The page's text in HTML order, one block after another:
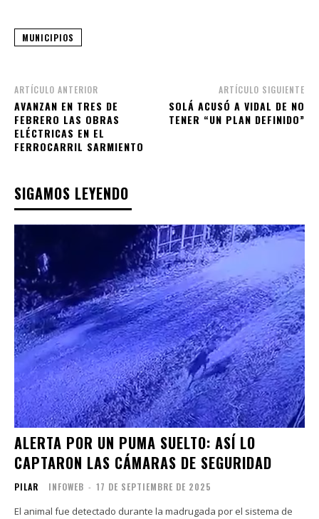
MUNICIPIOS
ARTÍCULO ANTERIOR
AVANZAN EN TRES DE
FEBRERO LAS OBRAS
ELÉCTRICAS EN EL
FERROCARRIL SARMIENTO
ARTÍCULO SIGUIENTE
SOLÁ ACUSÓ A VIDAL DE NO
TENER “UN PLAN DEFINIDO”
SIGAMOS LEYENDO
ALERTA POR UN PUMA SUELTO: ASÍ LO
CAPTARON LAS CÁMARAS DE SEGURIDAD
PILAR INFOWEB - 17 DE SEPTIEMBRE DE 2025
El animal fue detectado durante la madrugada por el sistema de